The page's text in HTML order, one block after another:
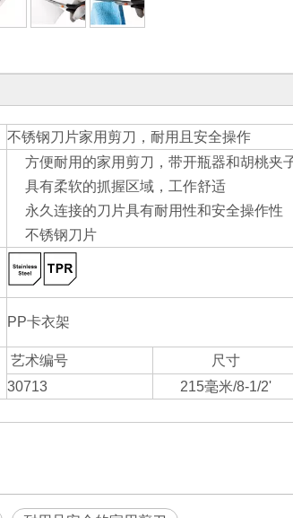
不锈钢刀片家用剪刀，耐用且安全操作
方便耐用的家用剪刀，带开瓶器和胡桃夹
具有柔软的抓握区域，工作舒适
永久连接的刀片具有耐用性和安全操作性
不锈钢刀片
PP卡衣架
艺术编号
尺寸
30713
215毫米/8-1/2'